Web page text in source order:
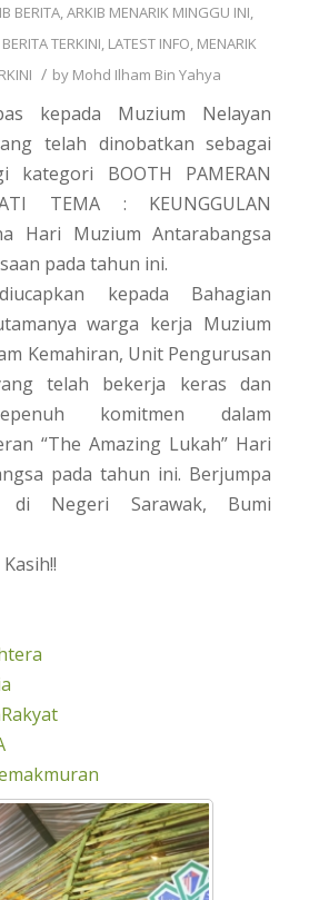
BERITA,ARKIB MENARIK MINGGU INI,
BERITA TERKINI, LATEST INFO, MENARIK
/ by Mohd Ilham Bin Yahya
kepada Muzium Nelayan
telah dinobatkan sebagai
kategori BOOTH PAMERAN
TEMA : KEUNGGULAN
Hari Muzium Antarabangsa
pada tahun ini.
kepada Bahagian
warga kerja Muzium
Kemahiran, Unit Pengurusan
telah bekerja keras dan
komitmen dalam
“The Amazing Lukah” Hari
pada tahun ini. Berjumpa
di Negeri Sarawak, Bumi